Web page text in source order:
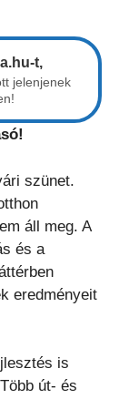
t,
jelenjenek
szünet.
áll meg. A
és a
eredményeit
is
út- és